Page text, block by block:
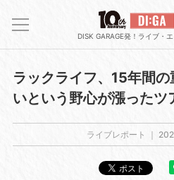
DISK GARAGE発！ライブ・
ラックライフ、15年間
いという野心が漲ったツ
ライブレポート ｜